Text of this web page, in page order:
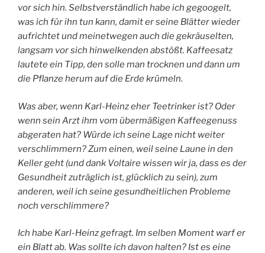
vor sich hin. Selbstverständlich habe ich gegoogelt,
was ich für ihn tun kann, damit er seine Blätter wieder
aufrichtet und meinetwegen auch die gekräuselten,
langsam vor sich hinwelkenden abstößt. Kaffeesatz
lautete ein Tipp, den solle man trocknen und dann um
die Pflanze herum auf die Erde krümeln.
Was aber, wenn Karl-Heinz eher Teetrinker ist? Oder
wenn sein Arzt ihm vom übermäßigen Kaffeegenuss
abgeraten hat? Würde ich seine Lage nicht weiter
verschlimmern? Zum einen, weil seine Laune in den
Keller geht (und dank Voltaire wissen wir ja, dass es der
Gesundheit zuträglich ist, glücklich zu sein), zum
anderen, weil ich seine gesundheitlichen Probleme
noch verschlimmere?
Ich habe Karl-Heinz gefragt. Im selben Moment warf er
ein Blatt ab. Was sollte ich davon halten? Ist es eine